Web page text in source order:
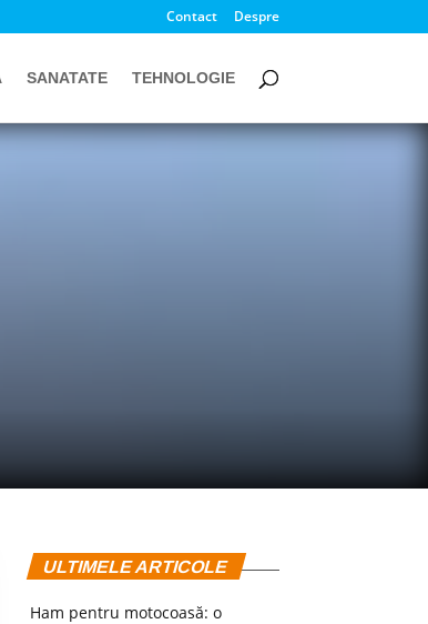
Contact Despre
SANATATE TEHNOLOGIE
ULTIMELE ARTICOLE
Ham pentru motocoasă: o